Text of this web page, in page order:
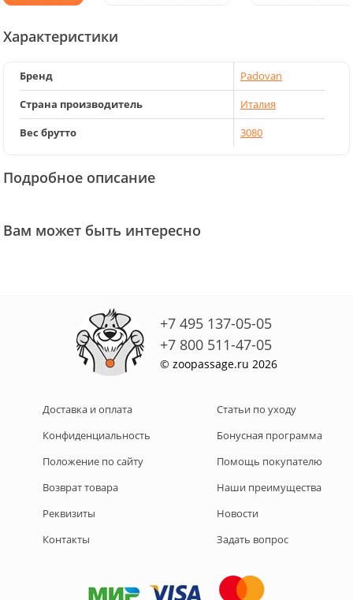
Характеристики
Бренд
Padovan
Страна производитель
Италия
Вес брутто
3080
Подробное описание
Вам может быть интересно
+7 495 137-05-05
+7 800 511-47-05
© zoopassage.ru 2026
Доставка и оплата
Конфиденциальность
Положение по сайту
Возврат товара
Реквизиты
Контакты
Статьи по уходу
Бонусная программа
Помощь покупателю
Наши преимущества
Новости
Задать вопрос